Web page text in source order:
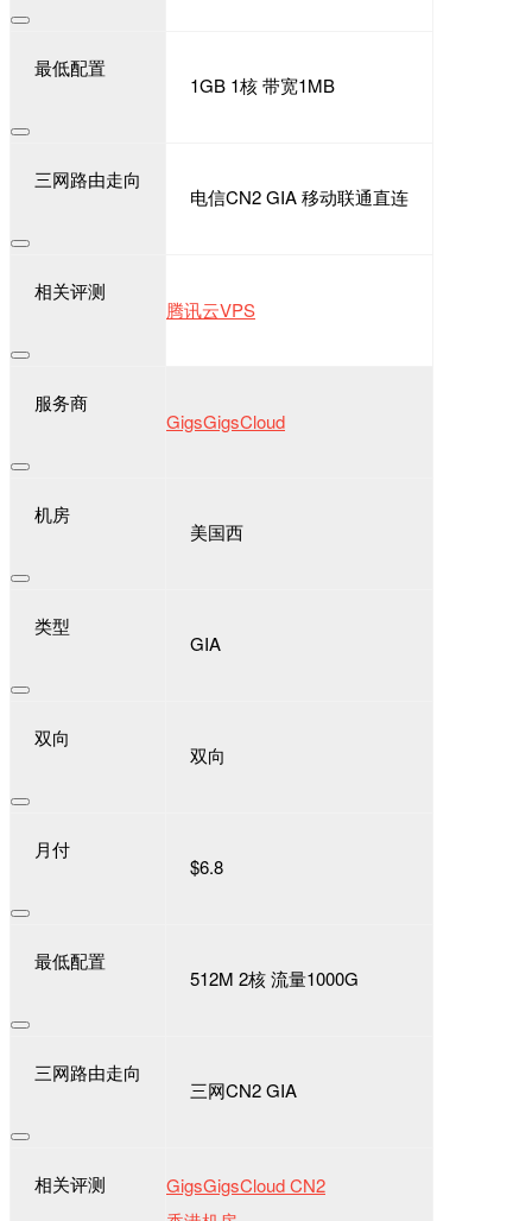
最低配置
1GB 1核 带宽1MB
三网路由走向
电信CN2 GIA 移动联通直连
相关评测
腾讯云VPS
服务商
GigsGigsCloud
机房
美国西
类型
GIA
双向
双向
月付
$6.8
最低配置
512M 2核 流量1000G
三网路由走向
三网CN2 GIA
相关评测
GigsGigsCloud CN2